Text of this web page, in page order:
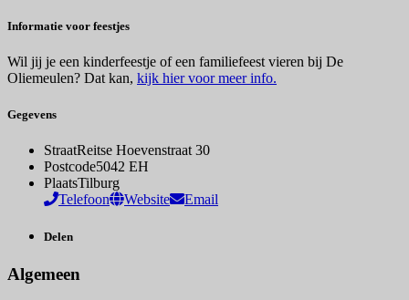
Informatie voor feestjes
Wil jij je een kinderfeestje of een familiefeest vieren bij De
Oliemeulen? Dat kan, kijk hier voor meer info.
Gegevens
StraatReitse Hoevenstraat 30
Postcode5042 EH
PlaatsTilburg
Telefoon
Website Email
Delen
Algemeen